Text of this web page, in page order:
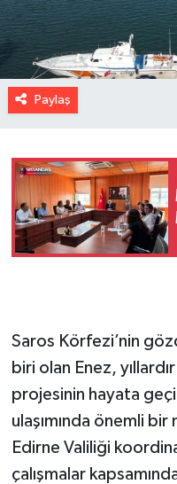
Paylaş
Saros Körfezi’nin
biri olan Enez,
projesinin hayata
ulaşımında önemli bir
Edirne Valiliği
çalışmalar